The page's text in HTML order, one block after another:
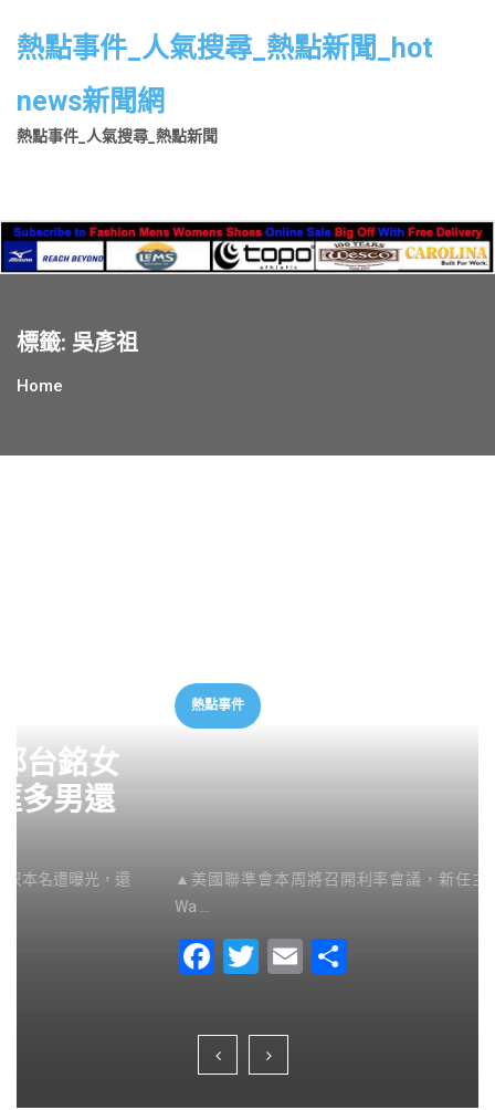
熱點事件_人氣搜尋_熱點新聞_hot
news新聞網
熱點事件_人氣搜尋_熱點新聞
標籤: 吳彥祖
Home
聯準會本周會升息嗎？華爾街
罕見猜不透！高盛：不確定性
▲美國聯準會本周將召開利率會議，新任主席華許（Kevin
b
E
S
ar
e